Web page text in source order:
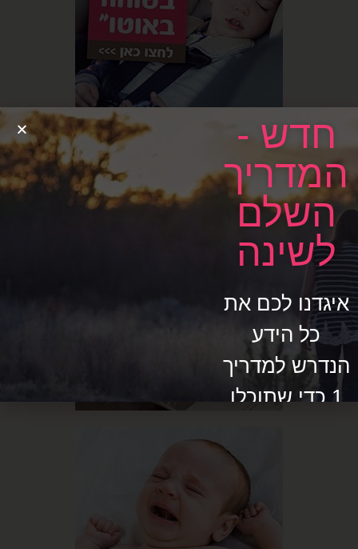
חדש -
המדריך
השלם
לשינה
איגדנו לכם את
כל הידע
הנדרש למדריך
1 כדי שתוכלו
שלכם לישון